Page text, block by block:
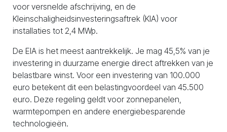
voor versnelde afschrijving, en de
Kleinschaligheidsinvesteringsaftrek (KIA) voor
installaties tot 2,4 MWp.
De EIA is het meest aantrekkelijk. Je mag 45,5% van je
investering in duurzame energie direct aftrekken van je
belastbare winst. Voor een investering van 100.000
euro betekent dit een belastingvoordeel van 45.500
euro. Deze regeling geldt voor zonnepanelen,
warmtepompen en andere energiebesparende
technologieën.